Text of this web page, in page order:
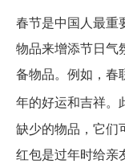
春节是中国人最重
物品来增添节日气
备物品。例如，春
年的好运和吉祥。
缺少的物品，它们
红包是过年时给亲